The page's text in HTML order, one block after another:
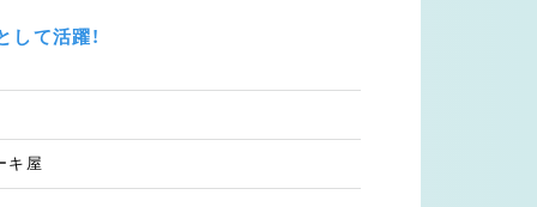
て活躍！
キ屋